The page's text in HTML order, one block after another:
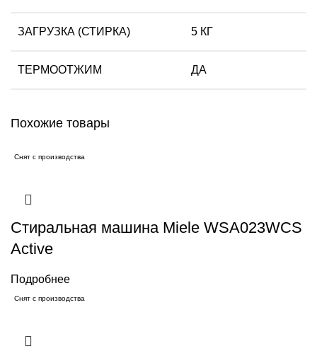
ЗАГРУЗКА (СТИРКА) 5 КГ
ТЕРМООТЖИМ ДА
Похожие товары
Снят с производства
Стиральная машина Miele WSA023WCS
Active
Подробнее
Снят с производства